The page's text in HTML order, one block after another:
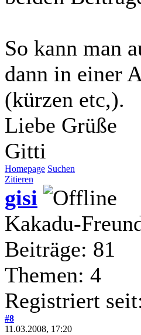
So kann man
dann in einer
(kürzen etc,).
Liebe Grüße
Gitti
Homepage Suchen
Zitieren
gisi
Kakadu-
Beiträge: 81
Themen: 4
Registriert
#8
11.03.2008, 17:20